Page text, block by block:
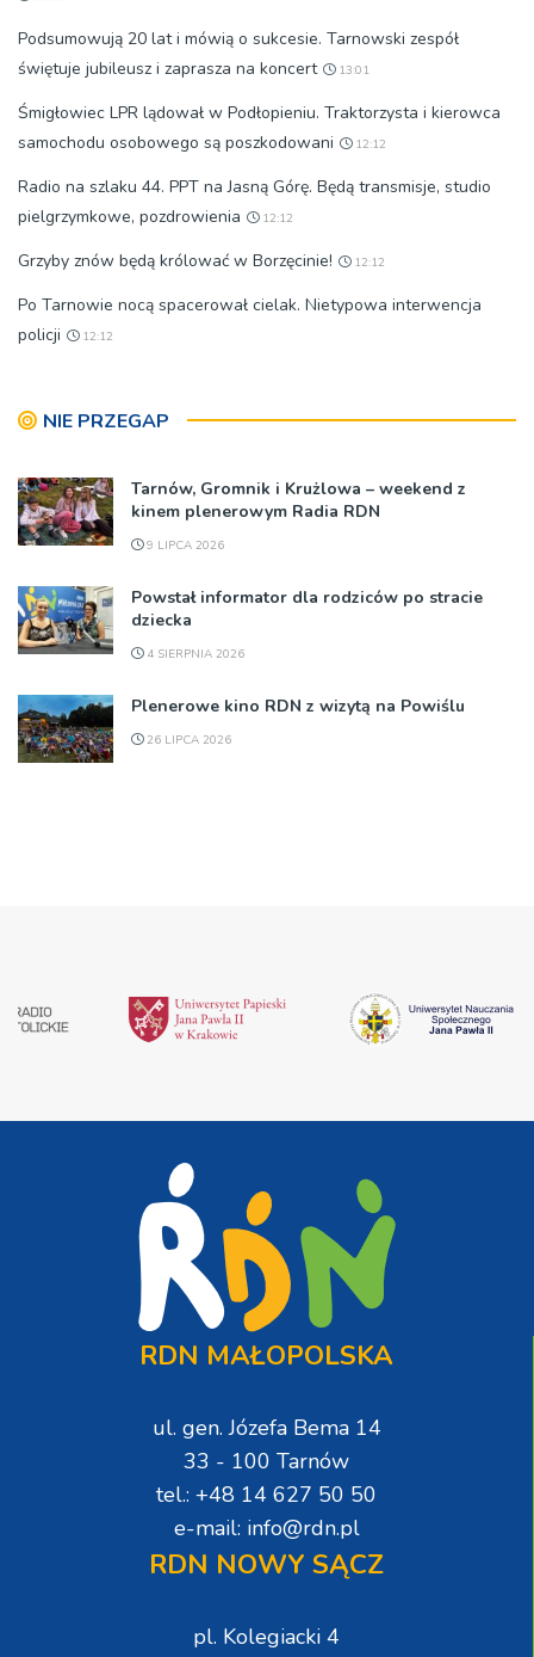
Podsumowują 20 lat i mówią o sukcesie. Tarnowski zespół
świętuje jubileusz i zaprasza na koncert
13:01
Śmigłowiec LPR lądował w Podłopieniu. Traktorzysta i kierowca
samochodu osobowego są poszkodowani
12:12
Radio na szlaku 44. PPT na Jasną Górę. Będą transmisje, studio
pielgrzymkowe, pozdrowienia
12:12
Grzyby znów będą królować w Borzęcinie! 12:12
Po Tarnowie nocą spacerował cielak. Nietypowa interwencja
policji
12:12
NIE PRZEGAP
Tarnów, Gromnik i Krużlowa – weekend z
kinem plenerowym Radia RDN
9 LIPCA 2026
Powstał informator dla rodziców po stracie
dziecka
4 SIERPNIA 2026
Plenerowe kino RDN z wizytą na Powiślu
26 LIPCA 2026
RDN MAŁOPOLSKA
ul. gen. Józefa Bema 14
33 - 100 Tarnów
tel.: +48 14 627 50 50
e-mail: info@rdn.pl
RDN NOWY SĄCZ
pl. Kolegiacki 4